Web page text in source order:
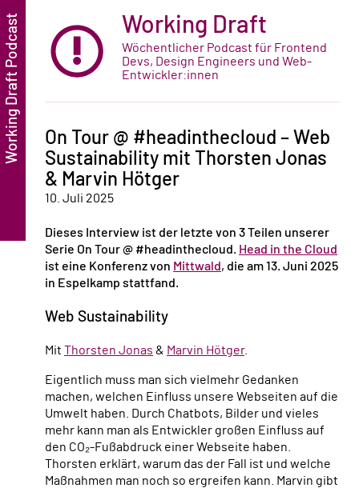
Working Draft
Wöchentlicher Podcast für Frontend
Devs, Design Engineers und Web-
Entwickler:innen
On Tour @ #headinthecloud – Web
Sustainability mit Thorsten Jonas
& Marvin Hötger
10. Juli 2025
Dieses Interview ist der letzte von 3 Teilen unserer
Serie On Tour @ #headinthecloud. Head in the Cloud
ist eine Konferenz von Mittwald, die am 13. Juni 2025
in Espelkamp stattfand.
Web Sustainability
Mit Thorsten Jonas & Marvin Hötger.
Eigentlich muss man sich vielmehr Gedanken
machen, welchen Einfluss unsere Webseiten auf die
Umwelt haben. Durch Chatbots, Bilder und vieles
mehr kann man als Entwickler großen Einfluss auf
den CO₂-Fußabdruck einer Webseite haben.
Thorsten erklärt, warum das der Fall ist und welche
Maßnahmen man noch so ergreifen kann. Marvin gibt